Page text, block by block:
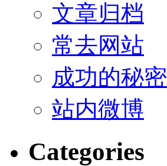
文章归档
常去网站
成功的秘密
站内微博
Categories